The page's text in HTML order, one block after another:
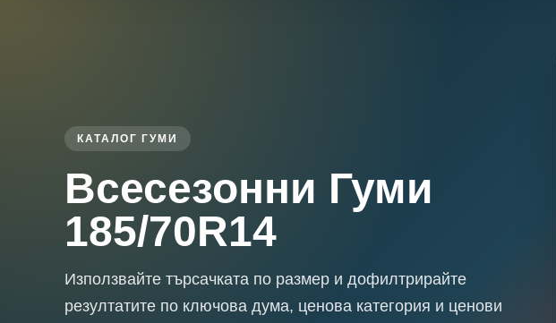
КАТАЛОГ ГУМИ
Всесезонни Гуми
185/70R14
Използвайте търсачката по размер и дофилтрирайте
резултатите по ключова дума, ценова категория и ценови